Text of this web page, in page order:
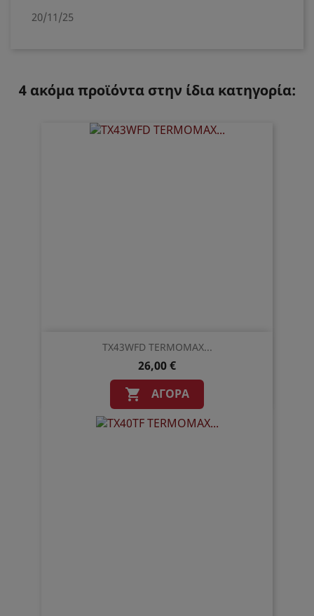
20/11/25
4 ακόμα προϊόντα στην ίδια κατηγορία:
TX43WFD TERMOMAX...
26,00 €
 ΑΓΟΡΆ